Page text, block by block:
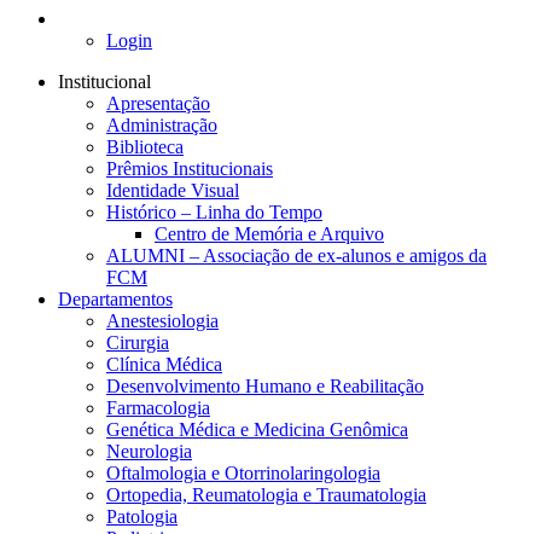
Login
Institucional
Apresentação
Administração
Biblioteca
Prêmios Institucionais
Identidade Visual
Histórico – Linha do Tempo
Centro de Memória e Arquivo
ALUMNI – Associação de ex-alunos e amigos da
FCM
Departamentos
Anestesiologia
Cirurgia
Clínica Médica
Desenvolvimento Humano e Reabilitação
Farmacologia
Genética Médica e Medicina Genômica
Neurologia
Oftalmologia e Otorrinolaringologia
Ortopedia, Reumatologia e Traumatologia
Patologia